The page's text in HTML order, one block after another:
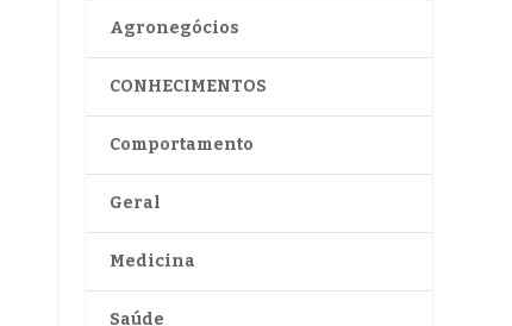
Agronegócios
CONHECIMENTOS
Comportamento
Geral
Medicina
Saúde